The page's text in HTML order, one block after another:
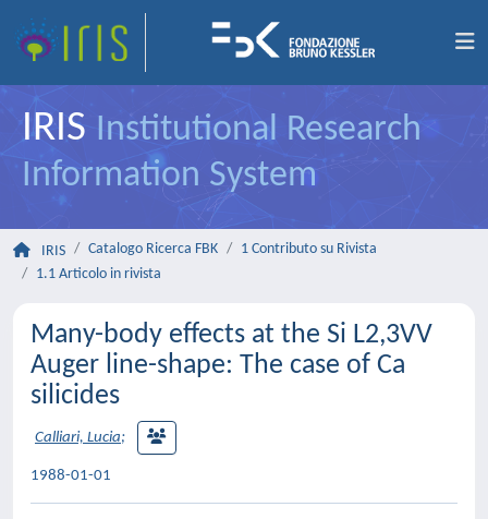
IRIS Institutional Research
Information System
IRIS Catalogo Ricerca FBK
1 Contributo su Rivista
1.1 Articolo in rivista
Many-body effects at the Si L2,3VV
Auger line-shape: The case of Ca
silicides
Calliari, Lucia;
1988-01-01